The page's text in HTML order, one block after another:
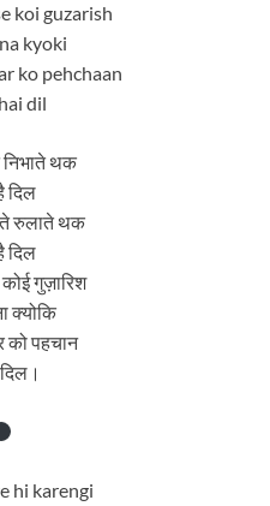
koi guzarish
kyoki
ko pehchaan
dil
निभाते थक
दिल
रुलाते थक
दिल
गुज़ारिश
क्योकि
को पहचान
hi karengi